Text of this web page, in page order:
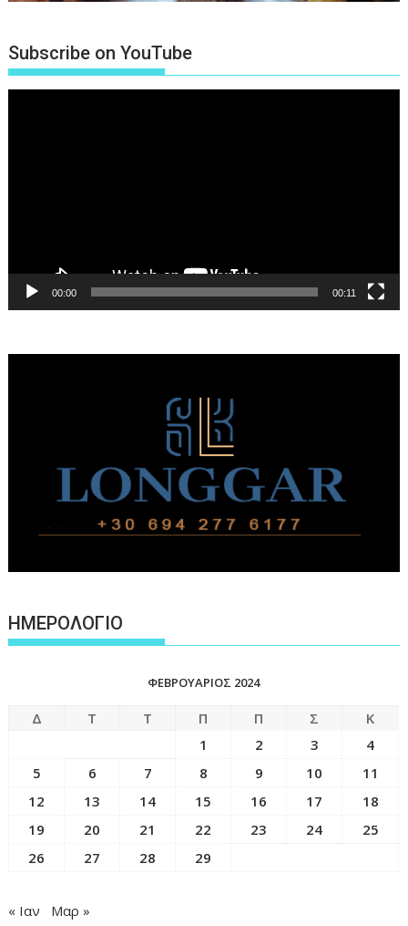
Subscribe on YouTube
00:00 00:11
ΗΜΕΡΟΛΟΓΙΟ
ΦΕΒΡΟΥΆΡΙΟΣ 2024
Δ Τ Τ Π Π Σ
Κ
1
2 3
4
5
6 7 8 9 10
11
12
13 14 15 16 17
18
19
20 21 22 23 24
25
26
27 28 29
« Ιαν Μαρ »